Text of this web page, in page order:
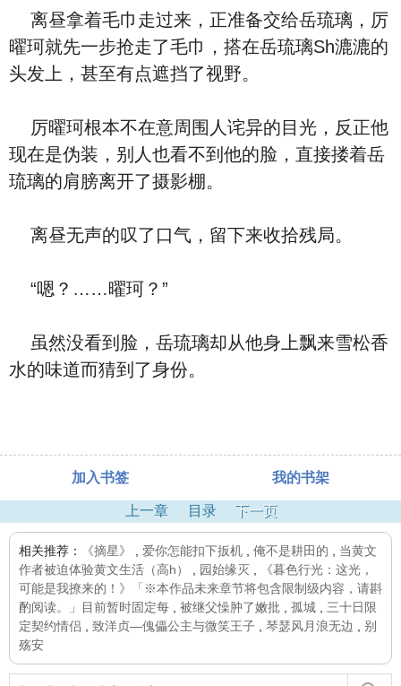
离昼拿着毛巾走过来，正准备交给岳琉璃，厉
曜珂就先一步抢走了毛巾，搭在岳琉璃Sh漉漉的
头发上，甚至有点遮挡了视野。
厉曜珂根本不在意周围人诧异的目光，反正他
现在是伪装，别人也看不到他的脸，直接搂着岳
琉璃的肩膀离开了摄影棚。
离昼无声的叹了口气，留下来收拾残局。
“嗯？……曜珂？”
虽然没看到脸，岳琉璃却从他身上飘来雪松香
水的味道而猜到了身份。
加入书签 我的书架
上一章 目录 下一页
相关推荐： 《摘星》 爱你怎能扣下扳机 俺不是耕田的
当黄文
作者被迫体验黄文生活（高h）
园始缘灭
《暮色行光：这光，
可能是我撩来的！》「※本作品未来章节将包含限制级内容，请斟
酌阅读。」目前暂时固定每
被继父懆肿了嫩批 孤城
三十日限
定契约情侣
致洋贞—傀儡公主与微笑王子 琴瑟风月浪无边
别
殇安